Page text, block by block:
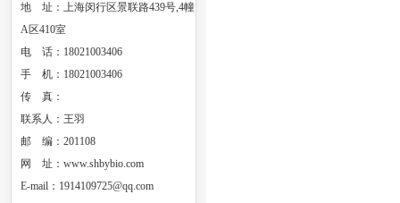
地 址：上海闵行区景联路439号,4幢
A区410室
电 话：18021003406
手 机：18021003406
传 真：
联系人：王羽
邮 编：201108
网 址： www.shbybio.com
E-mail： 1914109725@qq.com